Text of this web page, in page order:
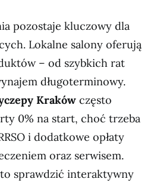
pozostaje kluczowy dla
Lokalne salony oferują
– od szybkich rat
długoterminowy.
Kraków często
0% na start, choć trzeba
i dodatkowe opłaty
oraz serwisem.
sprawdzić interaktywny